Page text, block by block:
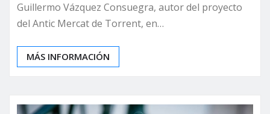
Guillermo Vázquez Consuegra, autor del proyecto
del Antic Mercat de Torrent, en…
MÁS INFORMACIÓN